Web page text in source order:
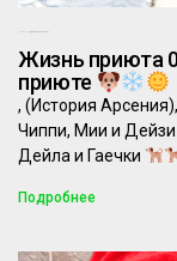
Жизнь приюта
приюте
, (История
Чиппи, Мии и Дейзи
Дейла и Гаечки
Подробнее